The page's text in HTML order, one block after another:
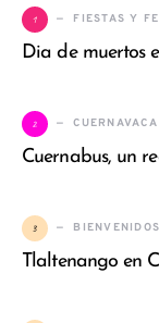
1 FIESTAS Y
Dia de muertos
2 CUERNAVACA
Cuernabus, un
3 BIENVENIDOS
Tlaltenango en